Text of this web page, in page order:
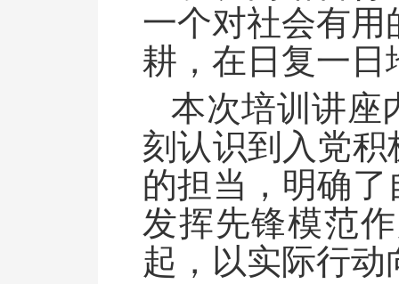
一个对社会有
耕，在日复一
本次培训讲座
刻认识到入党
的担当，明确
发挥先锋模范
起，以实际行